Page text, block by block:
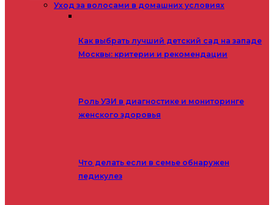
Уход за волосами в домашних условиях
Как выбрать лучший детский сад на западе
Москвы: критерии и рекомендации
Роль УЗИ в диагностике и мониторинге
женского здоровья
Что делать если в семье обнаружен
педикулез